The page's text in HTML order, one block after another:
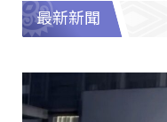
最新新聞